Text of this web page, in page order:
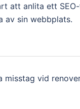
att anlita ett
av sin webbplats.
misstag vid